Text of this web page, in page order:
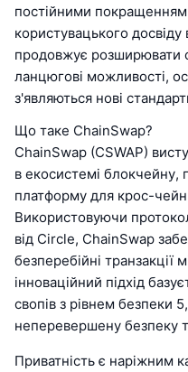
постійними
користувацького
продовжує розширювати
ланцюгові можливості,
з'являються нові
Що таке ChainSwap?
ChainSwap (CSWAP)
в екосистемі
платформу для крос-чейн
Використовуючи
від Circle, ChainSwap
безперебійні
інноваційний підхід
свопів з рівнем безпеки
неперевершену безпеку
Приватність є наріжним